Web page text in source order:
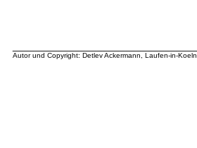
Autor und Copyright: Detlev Ackermann, Laufen-in-Koeln